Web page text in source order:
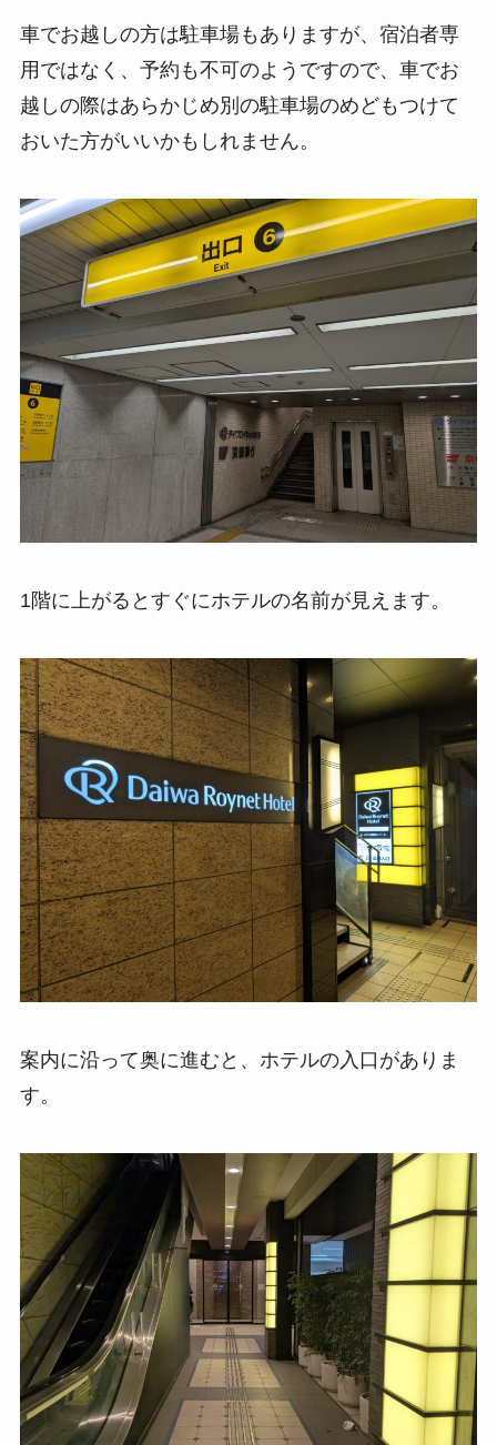
車でお越しの方は駐車場もありますが、宿泊者専
用ではなく、予約も不可のようですので、車でお
越しの際はあらかじめ別の駐車場のめどもつけて
おいた方がいいかもしれません。
1階に上がるとすぐにホテルの名前が見えます。
案内に沿って奥に進むと、ホテルの入口がありま
す。